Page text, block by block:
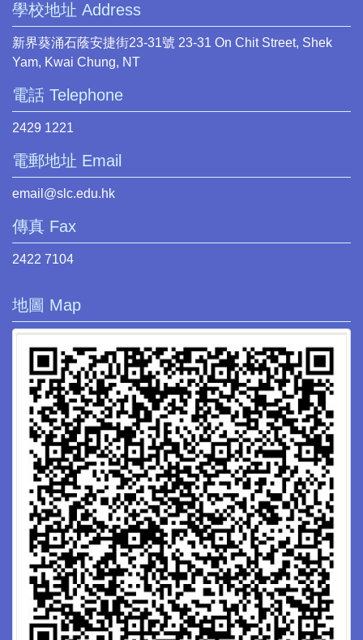
學校地址 Address
新界葵涌石蔭安捷街23-31號 23-31 On Chit Street, Shek
Yam, Kwai Chung, NT
電話 Telephone
2429 1221
電郵地址 Email
email@slc.edu.hk
傳真 Fax
2422 7104
地圖 Map